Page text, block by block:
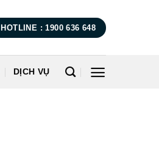
HOTLINE : 1900 636 648
DỊCH VỤ